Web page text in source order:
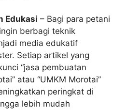
Edukasi – Bagi para petani
berbagi teknik
media edukatif
Setiap artikel yang
“jasa pembuatan
atau “UMKM Morotai”
peringkat di
lebih mudah